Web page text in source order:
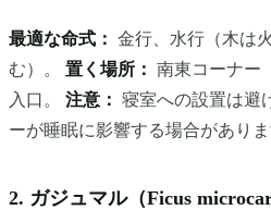
最適な命式： 金行、水行（木は
む）。 置く場所： 南東コーナー
入口。 注意： 寝室への設置は
ーが睡眠に影響する場合がありま
2. ガジュマル（Ficus